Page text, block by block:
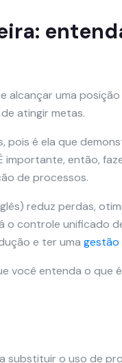
alcançar uma
atingir metas.
pois é ela que
então,
de processos.
reduz perdas,
controle unificado
e ter uma gestão
você entenda o que
substituir o uso de